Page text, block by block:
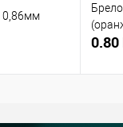
0,86мм
0.80